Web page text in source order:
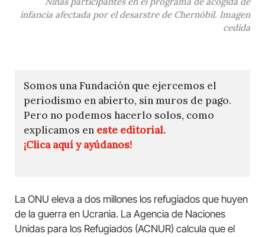
infancia afectada por el desarstre de Chernóbil. Imagen
cedida
Somos una Fundación que ejercemos el
periodismo en abierto, sin muros de pago.
Pero no podemos hacerlo solos, como
explicamos en este editorial.
¡Clica aquí y ayúdanos!
La ONU eleva a dos millones los refugiados que huyen
de la guerra en Ucrania. La Agencia de Naciones
Unidas para los Refugiados (ACNUR) calcula que el